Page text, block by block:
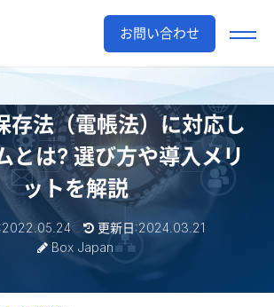
お問い合わせ
存法（電帳法）に対応し
とは?選び方や導入メリ
ットを解説
更新日:2024.03.21
Box Japan